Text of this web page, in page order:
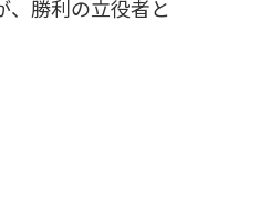
勝利の立役者と